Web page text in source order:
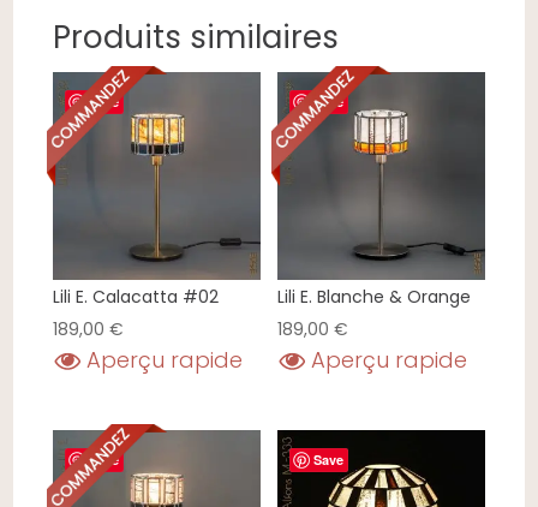
Produits similaires
Save
Lili E. Calacatta #02
189,00€
Aperçu rapide
Save
Lili E. Blanche & Orange
189,00€
Aperçu rapide
Save Save